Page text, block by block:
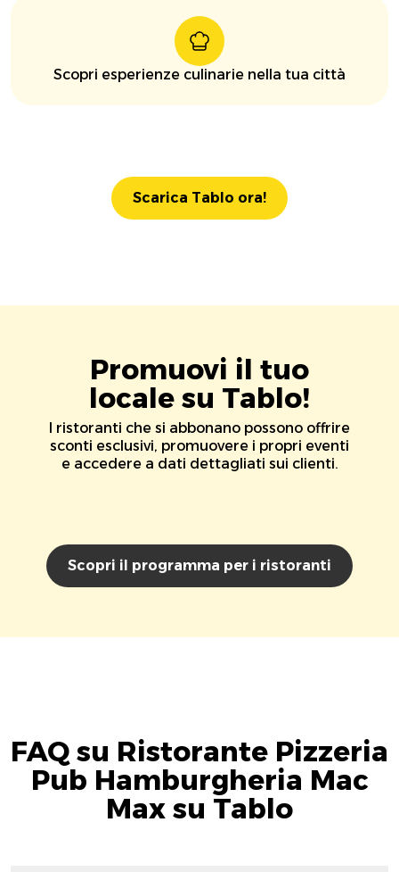
Scopri esperienze culinarie nella tua città
Scarica Tablo ora!
Promuovi il tuo
locale su Tablo!
I ristoranti che si abbonano possono offrire
sconti esclusivi, promuovere i propri eventi
e accedere a dati dettagliati sui clienti.
Scopri il programma per i ristoranti
FAQ su Ristorante Pizzeria
Pub Hamburgheria Mac
Max su Tablo